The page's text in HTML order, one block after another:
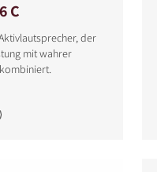
C
der
mit wahrer